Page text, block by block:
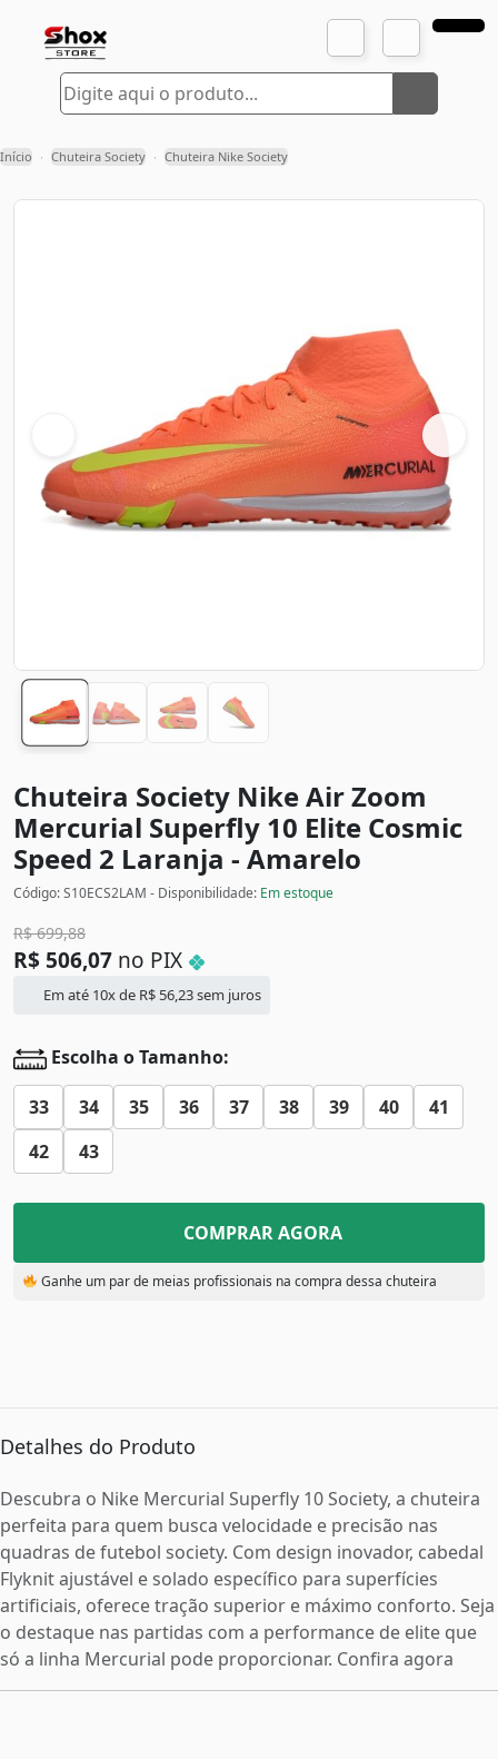
Início › Chuteira Society › Chuteira Nike Society
Chuteira Society Nike Air Zoom
Mercurial Superfly 10 Elite Cosmic
Speed 2 Laranja - Amarelo
Código: S10ECS2LAM - Disponibilidade: Em estoque
R$699,88
R$ 506,07 no PIX
Em até 10x de R$ 56,23sem juros
Escolha o Tamanho:
33 34 35 36 37 38 39 40
41
42
43
COMPRAR AGORA
Ganhe um par de meias profissionais na compra dessa chuteira
Detalhes do Produto
Descubra o Nike Mercurial Superfly 10 Society, a chuteira
perfeita para quem busca velocidade e precisão nas
quadras de futebol society. Com design inovador, cabedal
Flyknit ajustável e solado específico para superfícies
artificiais, oferece tração superior e máximo conforto. Seja
o destaque nas partidas com a performance de elite que
só a linha Mercurial pode proporcionar. Confira agora